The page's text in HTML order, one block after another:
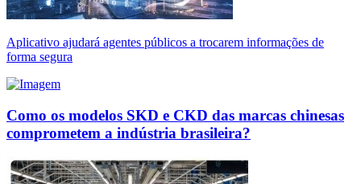
Aplicativo ajudará agentes públicos a trocarem informações de
forma segura
Como os modelos SKD e CKD das marcas chinesas
comprometem a indústria brasileira?